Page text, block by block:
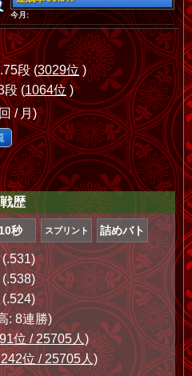
今月:
段 (3029位)
段 (1064位 )
/ 月)
戦歴
10秒 スプリント 詰めバト
: 8連勝)
位 / 25705人)
位 / 25705人)